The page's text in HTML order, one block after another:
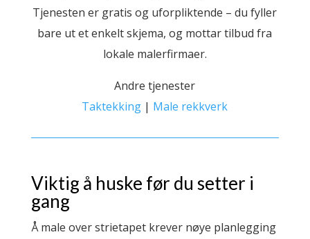
Tjenesten er gratis og uforpliktende – du fyller
bare ut et enkelt skjema, og mottar tilbud fra
lokale malerfirmaer.
Andre tjenester
Taktekking | Male rekkverk
Viktig å huske før du setter i
gang
Å male over strietapet krever nøye planlegging